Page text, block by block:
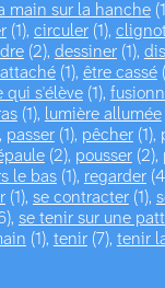
main sur la hanche
(1), circuler(1),
(2), dessiner(1),
(1), être cassé
qui s'élève(1),
(1), lumière allumée
passer(1), pêcher(1),
(2), pousser(2),
le bas(1), regarder
(1), se contracter(1),
se tenir sur une
(1), tenir(7), tenir